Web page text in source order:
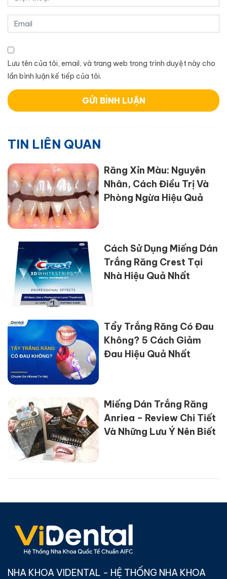
Lưu tên của tôi, email, và trang web trong trình duyệt này cho
lần bình luận kế tiếp của tôi.
TIN LIÊN QUAN
Răng Xỉn Màu: Nguyên
Nhân, Cách Điều Trị Và
Phòng Ngừa Hiệu Quả
Cách Sử Dụng Miếng Dán
Trắng Răng Crest Tại
Nhà Hiệu Quả Nhất
Tẩy Trắng Răng Có Đau
Không? 5 Cách Giảm
Đau Hiệu Quả Nhất
Miếng Dán Trắng Răng
Anriea – Review Chi Tiết
Và Những Lưu Ý Nên Biết
NHA KHOA VIDENTAL - HỆ THỐNG NHA KHOA